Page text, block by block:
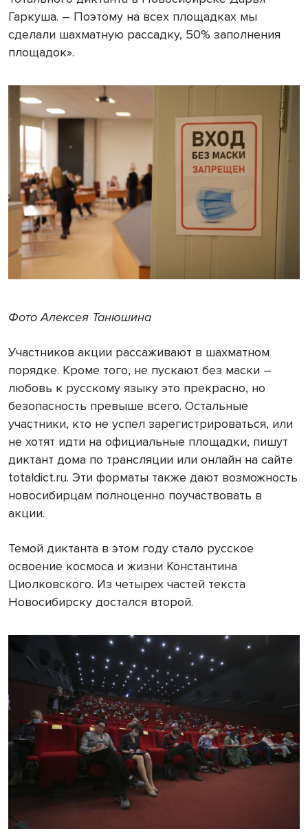
Гаркуша. – Поэтому на всех площадках мы
сделали шахматную рассадку, 50% заполнения
площадок».
Фото Алексея Танюшина
Участников акции рассаживают в шахматном
порядке. Кроме того, не пускают без маски –
любовь к русскому языку это прекрасно, но
безопасность превыше всего. Остальные
участники, кто не успел зарегистрироваться, или
не хотят идти на официальные площадки, пишут
диктант дома по трансляции или онлайн на сайте
totaldict.ru. Эти форматы также дают возможность
новосибирцам полноценно поучаствовать в
акции.
Темой диктанта в этом году стало русское
освоение космоса и жизни Константина
Циолковского. Из четырех частей текста
Новосибирску достался второй.